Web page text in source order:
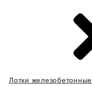
Лотки железобетонные